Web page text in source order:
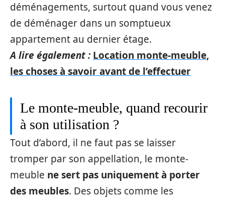
déménagements, surtout quand vous venez
de déménager dans un somptueux
appartement au dernier étage.
A lire également : Location monte-meuble,
les choses à savoir avant de l’effectuer
Le monte-meuble, quand recourir
à son utilisation ?
Tout d’abord, il ne faut pas se laisser
tromper par son appellation, le monte-
meuble ne sert pas uniquement à porter
des meubles. Des objets comme les